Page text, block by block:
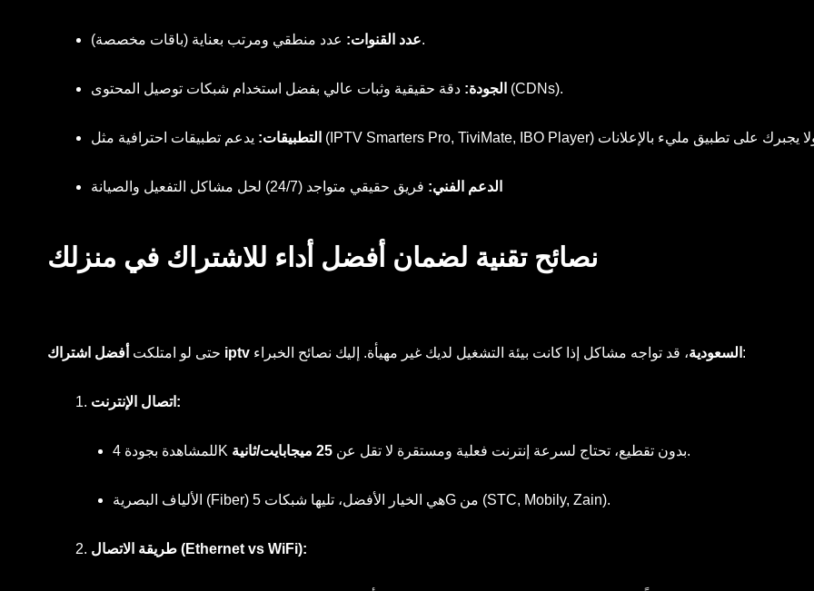
عدد القنوات:عدد منطقي ومرتب بعناية (باقات مخصصة).
الجودة: دقة حقيقية وثبات عالي بفضل استخدام شبكات توصيل المحتوى (CDNs).
التطبيقات:
الدعم الفني: فريق حقيقي متواجد (24/7) لحل مشاكل التفعيل والصيانة
نصائح تقنية لضمان أفضل أداء للاشتراك في منزلك
حتى لو امتلكت أفضل اشتراك iptv السعودية ، قد تواجه مشاكل إذا كانت بيئة التشغيل لديك غير مهيأة. إليك نصائح الخبراء:
اتصال الإنترنت:
للمشاهدة بجودة 4K بدون تقطيع، تحتاج لسرعة إنترنت فعلية ومستقرة لا تقل عن 25 ميجابايت/ثانية .
الألياف البصرية (Fiber) هي الخيار الأفضل، تليها شبكات 5G من (STC, Mobily, Zain).
طريقة الاتصال (Ethernet vs WiFi):